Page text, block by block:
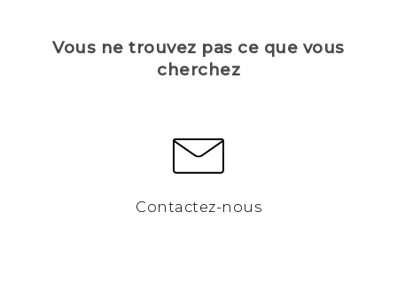
Vous ne trouvez pas ce que vous
cherchez
Contactez-nous